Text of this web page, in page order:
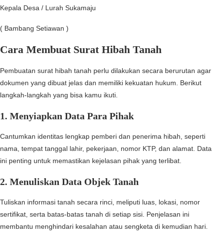
Kepala Desa / Lurah Sukamaju
( Bambang Setiawan )
Cara Membuat Surat Hibah Tanah
Pembuatan surat hibah tanah perlu dilakukan secara berurutan agar
dokumen yang dibuat jelas dan memiliki kekuatan hukum. Berikut
langkah-langkah yang bisa kamu ikuti.
1. Menyiapkan Data Para Pihak
Cantumkan identitas lengkap pemberi dan penerima hibah, seperti
nama, tempat tanggal lahir, pekerjaan, nomor KTP, dan alamat. Data
ini penting untuk memastikan kejelasan pihak yang terlibat.
2. Menuliskan Data Objek Tanah
Tuliskan informasi tanah secara rinci, meliputi luas, lokasi, nomor
sertifikat, serta batas-batas tanah di setiap sisi. Penjelasan ini
membantu menghindari kesalahan atau sengketa di kemudian hari.